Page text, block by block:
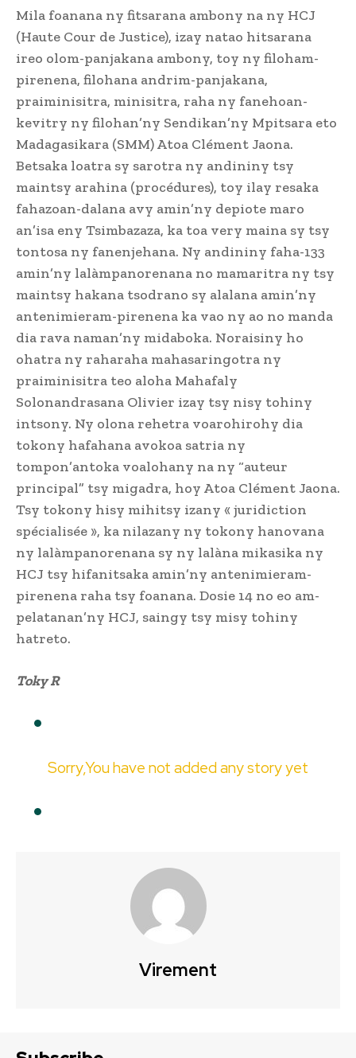
Mila foanana ny fitsarana ambony na ny HCJ
(Haute Cour de Justice), izay natao hitsarana
ireo olom-panjakana ambony, toy ny filoham-
pirenena, filohana andrim-panjakana,
praiminisitra, minisitra, raha ny fanehoan-
kevitry ny filohan’ny Sendikan’ny Mpitsara eto
Madagasikara (SMM) Atoa Clément Jaona.
Betsaka loatra sy sarotra ny andininy tsy
maintsy arahina (procédures), toy ilay resaka
fahazoan-dalana avy amin’ny depiote maro
an’isa eny Tsimbazaza, ka toa very maina sy tsy
tontosa ny fanenjehana. Ny andininy faha-133
amin’ny lalàmpanorenana no mamaritra ny tsy
maintsy hakana tsodrano sy alalana amin’ny
antenimieram-pirenena ka vao ny ao no manda
dia rava naman’ny midaboka. Noraisiny ho
ohatra ny raharaha mahasaringotra ny
praiminisitra teo aloha Mahafaly
Solonandrasana Olivier izay tsy nisy tohiny
intsony. Ny olona rehetra voarohirohy dia
tokony hafahana avokoa satria ny
tompon’antoka voalohany na ny “auteur
principal” tsy migadra, hoy Atoa Clément Jaona.
Tsy tokony hisy mihitsy izany « juridiction
spécialisée », ka nilazany ny tokony hanovana
ny lalàmpanorenana sy ny lalàna mikasika ny
HCJ tsy hifanitsaka amin’ny antenimieram-
pirenena raha tsy foanana. Dosie 14 no eo am-
pelatanan’ny HCJ, saingy tsy misy tohiny
hatreto.
Toky R
Sorry,You have not added any story yet
Virement